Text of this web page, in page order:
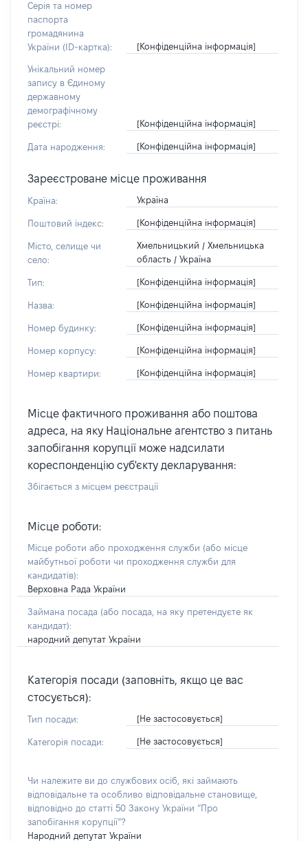
Серія та номер
паспорта
громадянина
України (ID-картка):
[Конфіденційна інформація]
Унікальний номер
запису в Єдиному
державному
демографічному
реєстрі:
[Конфіденційна інформація]
Дата народження: [Конфіденційна інформація]
Зареєстроване місце проживання
Країна: Україна
Поштовий індекс: [Конфіденційна інформація]
Місто, селище чи
село:
Хмельницький / Хмельницька
область / Україна
Тип: [Конфіденційна інформація]
Назва: [Конфіденційна інформація]
Номер будинку: [Конфіденційна інформація]
Номер корпусу: [Конфіденційна інформація]
Номер квартири: [Конфіденційна інформація]
Місце фактичного проживання або поштова
адреса, на яку Національне агентство з питань
запобігання корупції може надсилати
кореспонденцію суб'єкту декларування:
Збігається з місцем реєстрації
Місце роботи:
Місце роботи або проходження служби (або місце
майбутньої роботи чи проходження служби для
кандидатів):
Верховна Рада України
Займана посада (або посада, на яку претендуєте як
кандидат):
народний депутат України
Категорія посади (заповніть, якщо це вас
стосується):
Тип посади: [Не застосовується]
Категорія посади: [Не застосовується]
Чи належите ви до службових осіб, які займають
відповідальне та особливо відповідальне становище,
відповідно до статті 50 Закону України “Про
запобігання корупції”?
Народний депутат України